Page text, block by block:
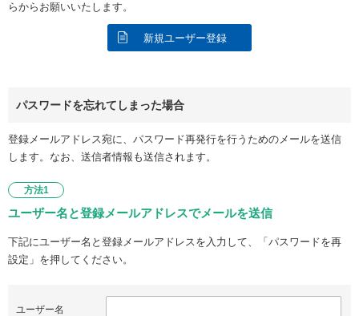
らからお願いいたします。
新規ユーザー登録
パスワードを忘れてしまった場合
登録メールアドレス宛に、パスワード再発行を行うためのメールを送信
します。なお、送信者情報も送信されます。
方法1
ユーザー名と登録メールアドレスでメールを送信
下記にユーザー名と登録メールアドレスを入力して、「パスワードを再
設定」を押してください。
ユーザー名